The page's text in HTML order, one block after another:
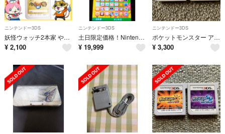
ニンテンドー3DS
妖怪ウォッチ2本家 やり込みデータ
¥ 2,100
ニンテンドー3DS
土日限定価格！Nintendo3DS本体 ポケモンバンク ポケムーバー
¥ 19,999
ニンテンドー3DS
ポケットモンスター アルファサファイア
¥ 3,300